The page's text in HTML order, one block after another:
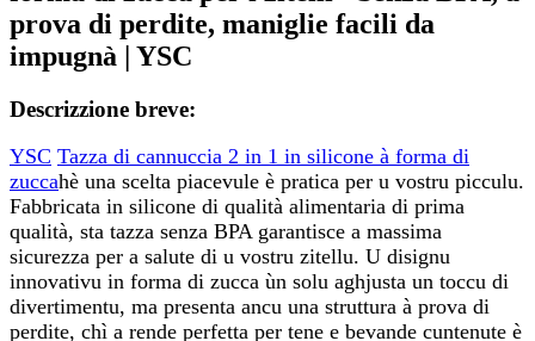
prova di perdite, maniglie facili da
impugnà | YSC
Descrizzione breve:
YSC Tazza di cannuccia 2 in 1 in silicone à forma di
zuccahè una scelta piacevule è pratica per u vostru picculu.
Fabbricata in silicone di qualità alimentaria di prima
qualità, sta tazza senza BPA garantisce a massima
sicurezza per a salute di u vostru zitellu. U disignu
innovativu in forma di zucca ùn solu aghjusta un toccu di
divertimentu, ma presenta ancu una struttura à prova di
perdite, chì a rende perfetta per tene e bevande cuntenute è